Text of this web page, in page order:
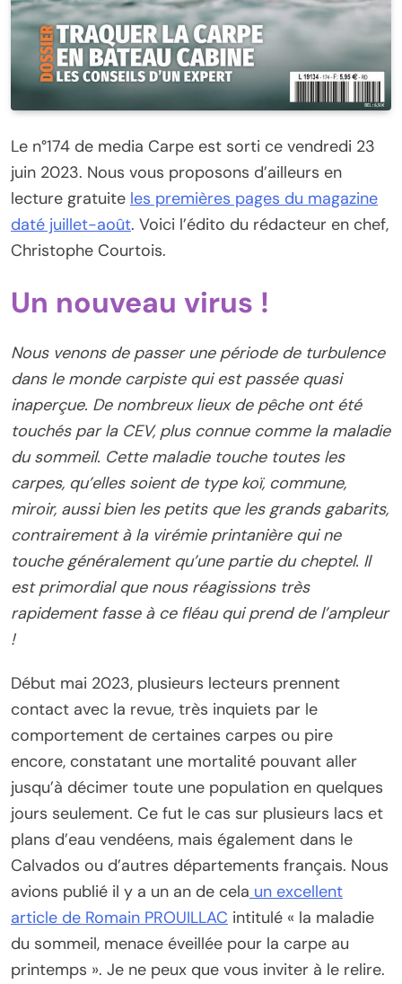
Le n°174 de media Carpe est sorti ce vendredi 23
juin 2023. Nous vous proposons d’ailleurs en
lecture gratuite les premières pages du magazine
daté juillet-août. Voici l’édito du rédacteur en chef,
Christophe Courtois.
Un nouveau virus !
Nous venons de passer une période de turbulence
dans le monde carpiste qui est passée quasi
inaperçue. De nombreux lieux de pêche ont été
touchés par la CEV, plus connue comme la maladie
du sommeil. Cette maladie touche toutes les
carpes, qu’elles soient de type koï, commune,
miroir, aussi bien les petits que les grands gabarits,
contrairement à la virémie printanière qui ne
touche généralement qu’une partie du cheptel. Il
est primordial que nous réagissions très
rapidement fasse à ce fléau qui prend de l’ampleur
!
Début mai 2023, plusieurs lecteurs prennent
contact avec la revue, très inquiets par le
comportement de certaines carpes ou pire
encore, constatant une mortalité pouvant aller
jusqu’à décimer toute une population en quelques
jours seulement. Ce fut le cas sur plusieurs lacs et
plans d’eau vendéens, mais également dans le
Calvados ou d’autres départements français. Nous
avions publié il y a un an de cela un excellent
article de Romain PROUILLAC intitulé « la maladie
du sommeil, menace éveillée pour la carpe au
printemps ». Je ne peux que vous inviter à le relire.